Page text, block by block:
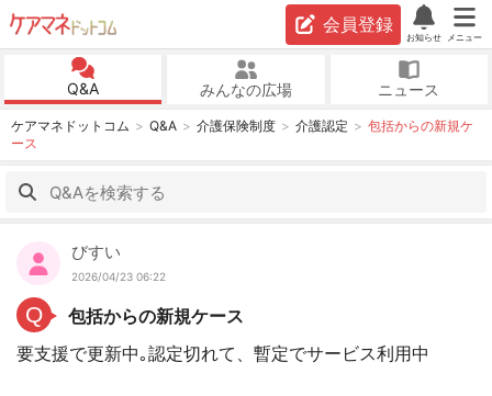
会員登録
お知らせ メニュー
Q&A みんなの広場 ニュース
ケアマネドットコム Q&A 介護保険制度 介護認定
包括からの新規ケ
ース
びすい
2026/04/23 06:22
Q
包括からの新規ケース
要支援で更新中｡認定切れて、暫定でサービス利用中